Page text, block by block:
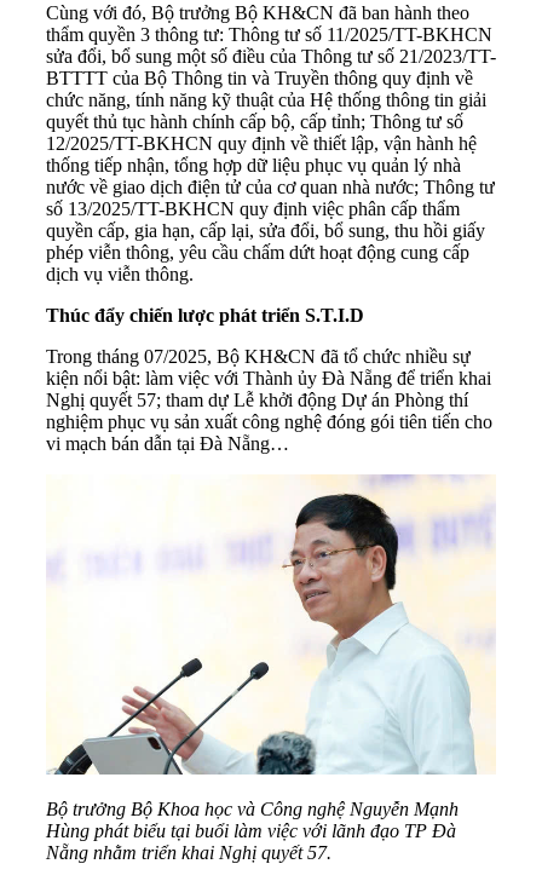
Cùng với đó, Bộ trưởng Bộ KH&CN đã ban hành theo
thẩm quyền 3 thông tư: Thông tư số 11/2025/TT-BKHCN
sửa đổi, bổ sung một số điều của Thông tư số 21/2023/TT-
BTTTT của Bộ Thông tin và Truyền thông quy định về
chức năng, tính năng kỹ thuật của Hệ thống thông tin giải
quyết thủ tục hành chính cấp bộ, cấp tỉnh; Thông tư số
12/2025/TT-BKHCN quy định về thiết lập, vận hành hệ
thống tiếp nhận, tổng hợp dữ liệu phục vụ quản lý nhà
nước về giao dịch điện tử của cơ quan nhà nước; Thông tư
số 13/2025/TT-BKHCN quy định việc phân cấp thẩm
quyền cấp, gia hạn, cấp lại, sửa đổi, bổ sung, thu hồi giấy
phép viễn thông, yêu cầu chấm dứt hoạt động cung cấp
dịch vụ viễn thông.
Thúc đẩy chiến lược phát triển S.T.I.D
Trong tháng 07/2025, Bộ KH&CN đã tổ chức nhiều sự
kiện nổi bật: làm việc với Thành ủy Đà Nẵng để triển khai
Nghị quyết 57; tham dự Lễ khởi động Dự án Phòng thí
nghiệm phục vụ sản xuất công nghệ đóng gói tiên tiến cho
vi mạch bán dẫn tại Đà Nẵng…
Bộ trưởng Bộ Khoa học và Công nghệ Nguyễn Mạnh
Hùng phát biểu tại buổi làm việc với lãnh đạo TP Đà
Nẵng nhằm triển khai Nghị quyết 57.